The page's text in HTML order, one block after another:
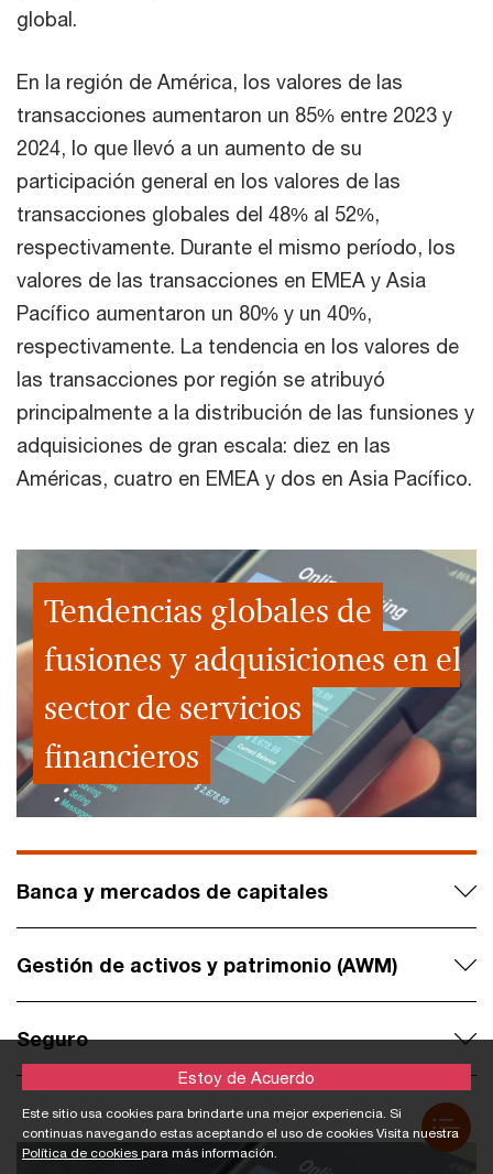
global.
En la región de América, los valores de las
transacciones aumentaron un 85% entre 2023 y
2024, lo que llevó a un aumento de su
participación general en los valores de las
transacciones globales del 48% al 52%,
respectivamente. Durante el mismo período, los
valores de las transacciones en EMEA y Asia
Pacífico aumentaron un 80% y un 40%,
respectivamente. La tendencia en los valores de
las transacciones por región se atribuyó
principalmente a la distribución de las funsiones y
adquisiciones de gran escala: diez en las
Américas, cuatro en EMEA y dos en Asia Pacífico.
Tendencias globales de
fusiones y adquisiciones en el
sector de servicios
financieros
Banca y mercados de capitales
Gestión de activos y patrimonio (AWM)
Seguro
Este sitio usa cookies para brindarte una mejor experiencia. Si
continuas navegando estas aceptando el uso de cookies Visita nuestra
Política de cookies para más información.
Estoy de Acuerdo